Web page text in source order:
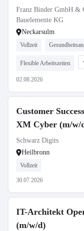
Franz Binder GmbH &
Bauelemente KG
Neckarsulm
Vollzeit
Flexible Arbeitszeiten
02.08.2026
Customer
XM Cyber (m/w/
Schwarz Digits
Heilbronn
Vollzeit
30.07.2026
IT-Architekt
(m/w/d)